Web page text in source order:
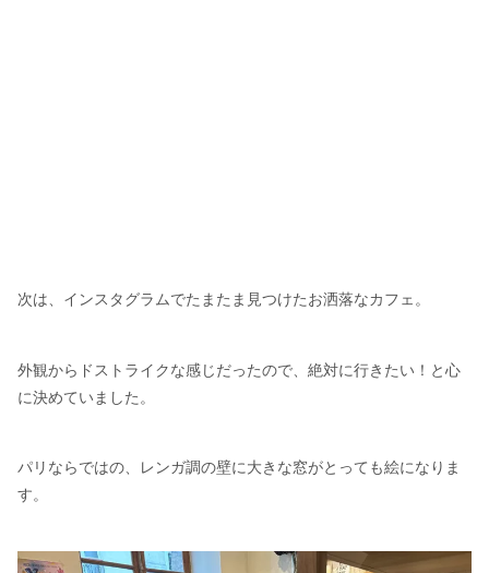
次は、インスタグラムでたまたま見つけたお洒落なカフェ。
外観からドストライクな感じだったので、絶対に行きたい！と心
に決めていました。
パリならではの、レンガ調の壁に大きな窓がとっても絵になりま
す。